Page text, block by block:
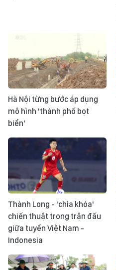
Hà Nội từng bước áp dụng
mô hình 'thành phố bọt
biển'
Thành Long - 'chìa khóa'
chiến thuật trong trận đấu
giữa tuyển Việt Nam -
Indonesia